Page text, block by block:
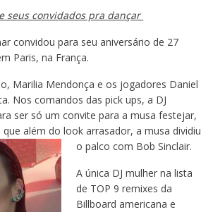
seus convidados pra dançar
convidou para seu aniversário de 27
Paris, na França.
Marilia Mendonça e os jogadores Daniel
Nos comandos das pick ups, a DJ
ser só um convite para a musa festejar,
além do look arrasador, a musa dividiu
o palco com Bob Sinclair.
A única DJ mulher na lista
de TOP 9 remixes da
Billboard americana e